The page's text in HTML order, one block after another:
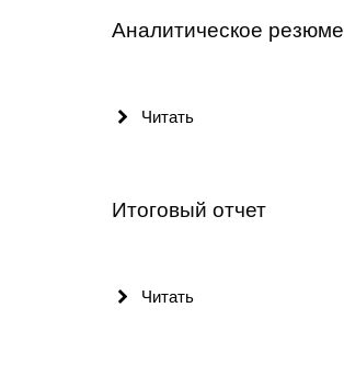
Аналитическое резюме
Читать
Итоговый отчет
Читать